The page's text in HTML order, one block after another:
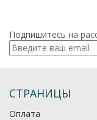
Подпишитесь на
СТРАНИЦЫ
Оплата